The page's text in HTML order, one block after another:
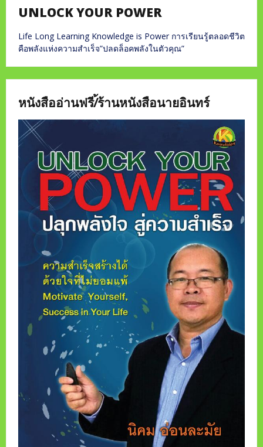
UNLOCK YOUR POWER
Life Long Learning Knowledge is Power การเรียนรู้ตลอดชีวิต
คือพลังแห่งความสำเร็จ”ปลดล็อคพลังในตัวคุณ”
หนังสืออ่านฟรี/้ร้านหนังสือนายอินทร์